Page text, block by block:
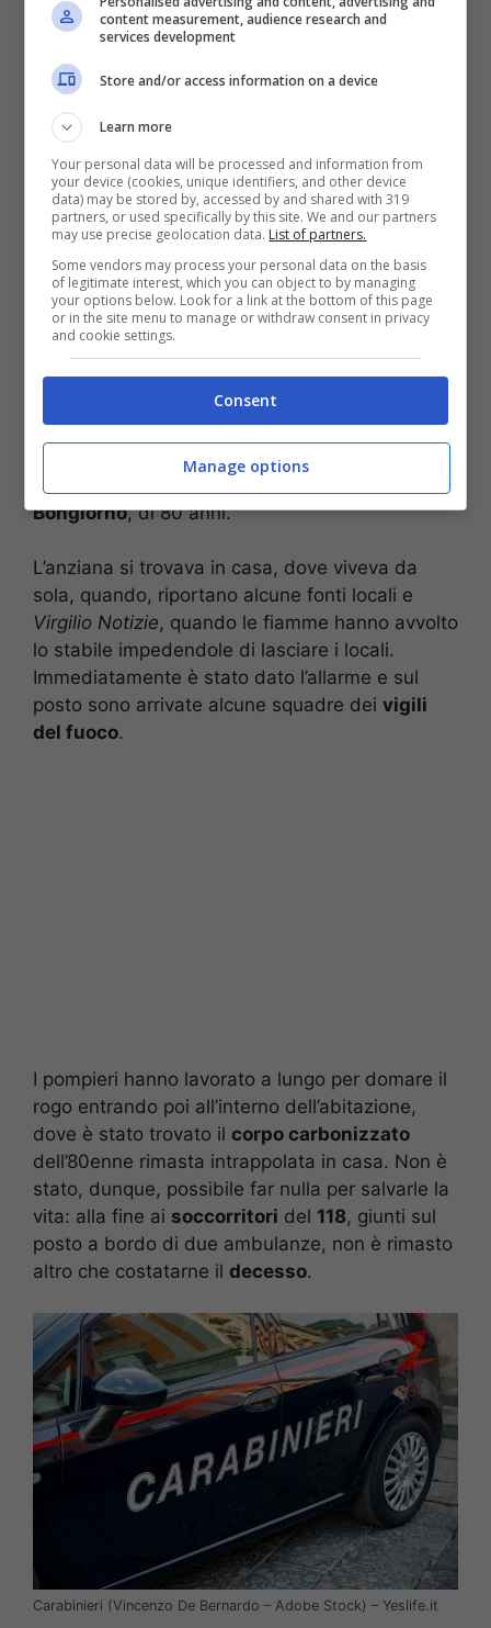
Uomo muore in casa: il suo cane veglia
il cadavere per giorni
Cade dal tetto di un capannone:
giovane operaio muore dopo volo di
diversi metri
Investito e ucciso da un treno regionale:
ipotesi gesto estremo
Tragedia la scorsa notte, tramercoledì 29e
, a Romito, frazione di Antillo,
piccolo centro di circa 900 abitanti della
provincia di Messina. Una donna è morta in un
incendio nella sua abitazione. La vittima è
Bongiorno, di 80 anni.
L’anziana si trovava in casa, dove viveva da
sola, quando, riportano alcune fonti locali e
Virgilio Notizie, quando le fiamme hanno avvolto
lo stabile impedendole di lasciare i locali.
Immediatamente è stato dato l’allarme e sul
posto sono arrivate alcune squadre dei vigili
del fuoco.
I pompieri hanno lavorato a lungo per domare il
rogo entrando poi all’interno dell’abitazione,
dove è stato trovato il corpo carbonizzato
dell’80enne rimasta intrappolata in casa. Non è
stato, dunque, possibile far nulla per salvarle la
vita: alla fine ai soccorritori del 118, giunti sul
posto a bordo di due ambulanze, non è rimasto
altro che costatarne il decesso.
Carabinieri (Vincenzo De Bernardo – Adobe Stock) – Yeslife.it
content measurement, audience research and
services development
Store and/or access information on a device
Learn more
Your personal data will be processed and information from
your device (cookies, unique identifiers, and other device
data) may be stored by, accessed by and shared with 319
partners, or used specifically by this site. We and our partners
may use precise geolocation data. List of partners.
Some vendors may process your personal data on the basis
of legitimate interest, which you can object to by managing
your options below. Look for a link at the bottom of this page
or in the site menu to manage or withdraw consent in privacy
and cookie settings.
Consent
Manage options